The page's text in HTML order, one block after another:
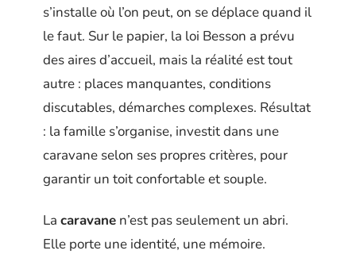
s’installe où l’on peut, on se déplace quand il
le faut. Sur le papier, la loi Besson a prévu
des aires d’accueil, mais la réalité est tout
autre : places manquantes, conditions
discutables, démarches complexes. Résultat
: la famille s’organise, investit dans une
caravane selon ses propres critères, pour
garantir un toit confortable et souple.
La caravane n’est pas seulement un abri.
Elle porte une identité, une mémoire.